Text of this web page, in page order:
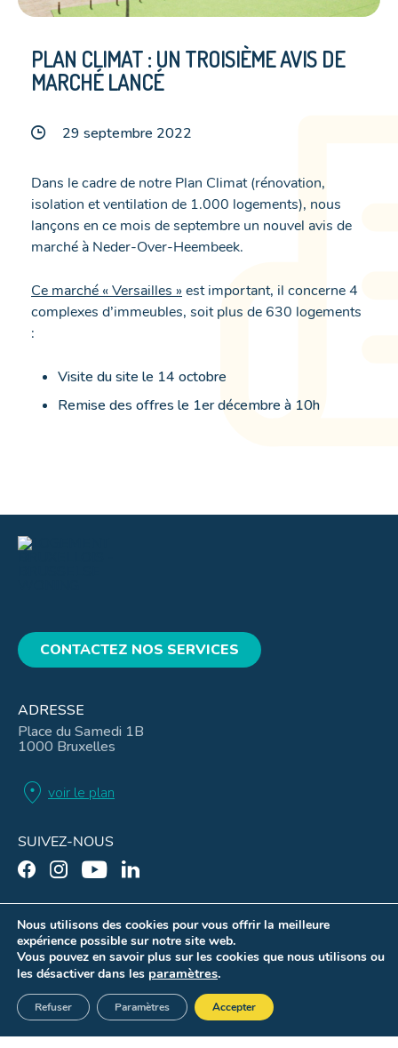
PLAN CLIMAT : UN TROISIÈME AVIS DE
MARCHÉ LANCÉ
29 septembre 2022
Dans le cadre de notre Plan Climat (rénovation,
isolation et ventilation de 1.000 logements), nous
lançons en ce mois de septembre un nouvel avis de
marché à Neder-Over-Heembeek.
Ce marché « Versailles » est important, il concerne 4
complexes d’immeubles, soit plus de 630 logements
:
Visite du site le 14 octobre
Remise des offres le 1er décembre à 10h
CONTACTEZ NOS SERVICES
ADRESSE
Place du Samedi 1B
1000 Bruxelles
location_on voir le plan
SUIVEZ-NOUS
Mentions légales
Conditions d’utilisation
Gouvernance
Paramètres des cookies
Nous utilisons des cookies pour vous offrir la meilleure
expérience possible sur notre site web.
Vous pouvez en savoir plus sur les cookies que nous utilisons ou
les désactiver dans les paramètres.
Accepter
Refuser Paramètres